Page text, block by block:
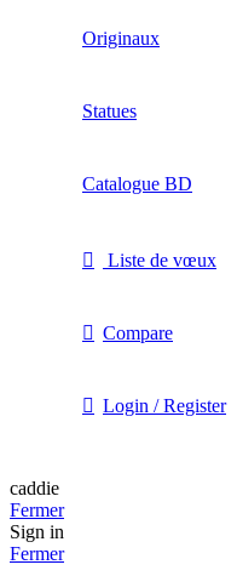
Originaux
Statues
Catalogue BD
Liste de vœux
Compare
Login / Register
caddie
Fermer
Sign in
Fermer